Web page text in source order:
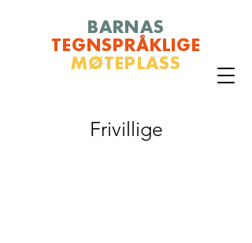
BARNAS
TEGNSPRÅKLIGE
MØTEPLASS
Frivillige